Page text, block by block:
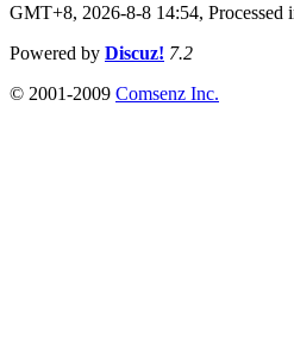
GMT+8, 2026-8-8 14:54, Processed
Powered by Discuz! 7.2
© 2001-2009 Comsenz Inc.